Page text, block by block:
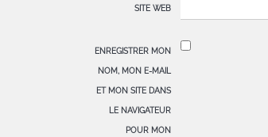
SITE WEB
ENREGISTRER MON
NOM, MON E-MAIL
ET MON SITE DANS
LE NAVIGATEUR
POUR MON